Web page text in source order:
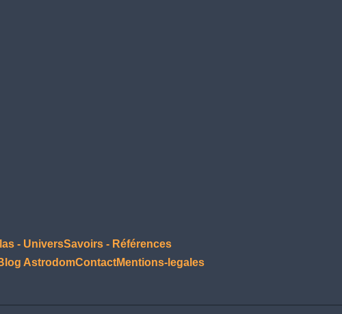
- UniversSavoirs - Références
AstrodomContactMentions-legales